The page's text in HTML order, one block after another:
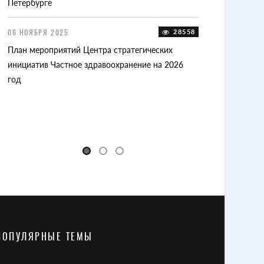
Петербурге
06 НОЯБРЯ 2025 28558
План мероприятий Центра стратегических
инициатив Частное здравоохранение на 2026
год
ТЕМЫ